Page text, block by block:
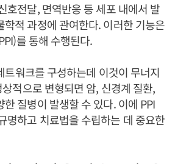
호전달, 면역반응 등 세포 내에서 발
학적 과정에 관여한다. 이러한 기능은
를 통해 수행된다.
트워크를 구성하는데 이것이 무너지
적으로 변형되면 암, 신경계 질환,
질병이 발생할 수 있다. 이에 PPI
명하고 치료법을 수립하는 데 중요한